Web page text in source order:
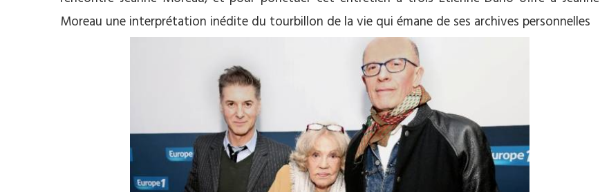
Moreau une interprétation inédite du tourbillon de la vie qui émane de ses archives personnelles